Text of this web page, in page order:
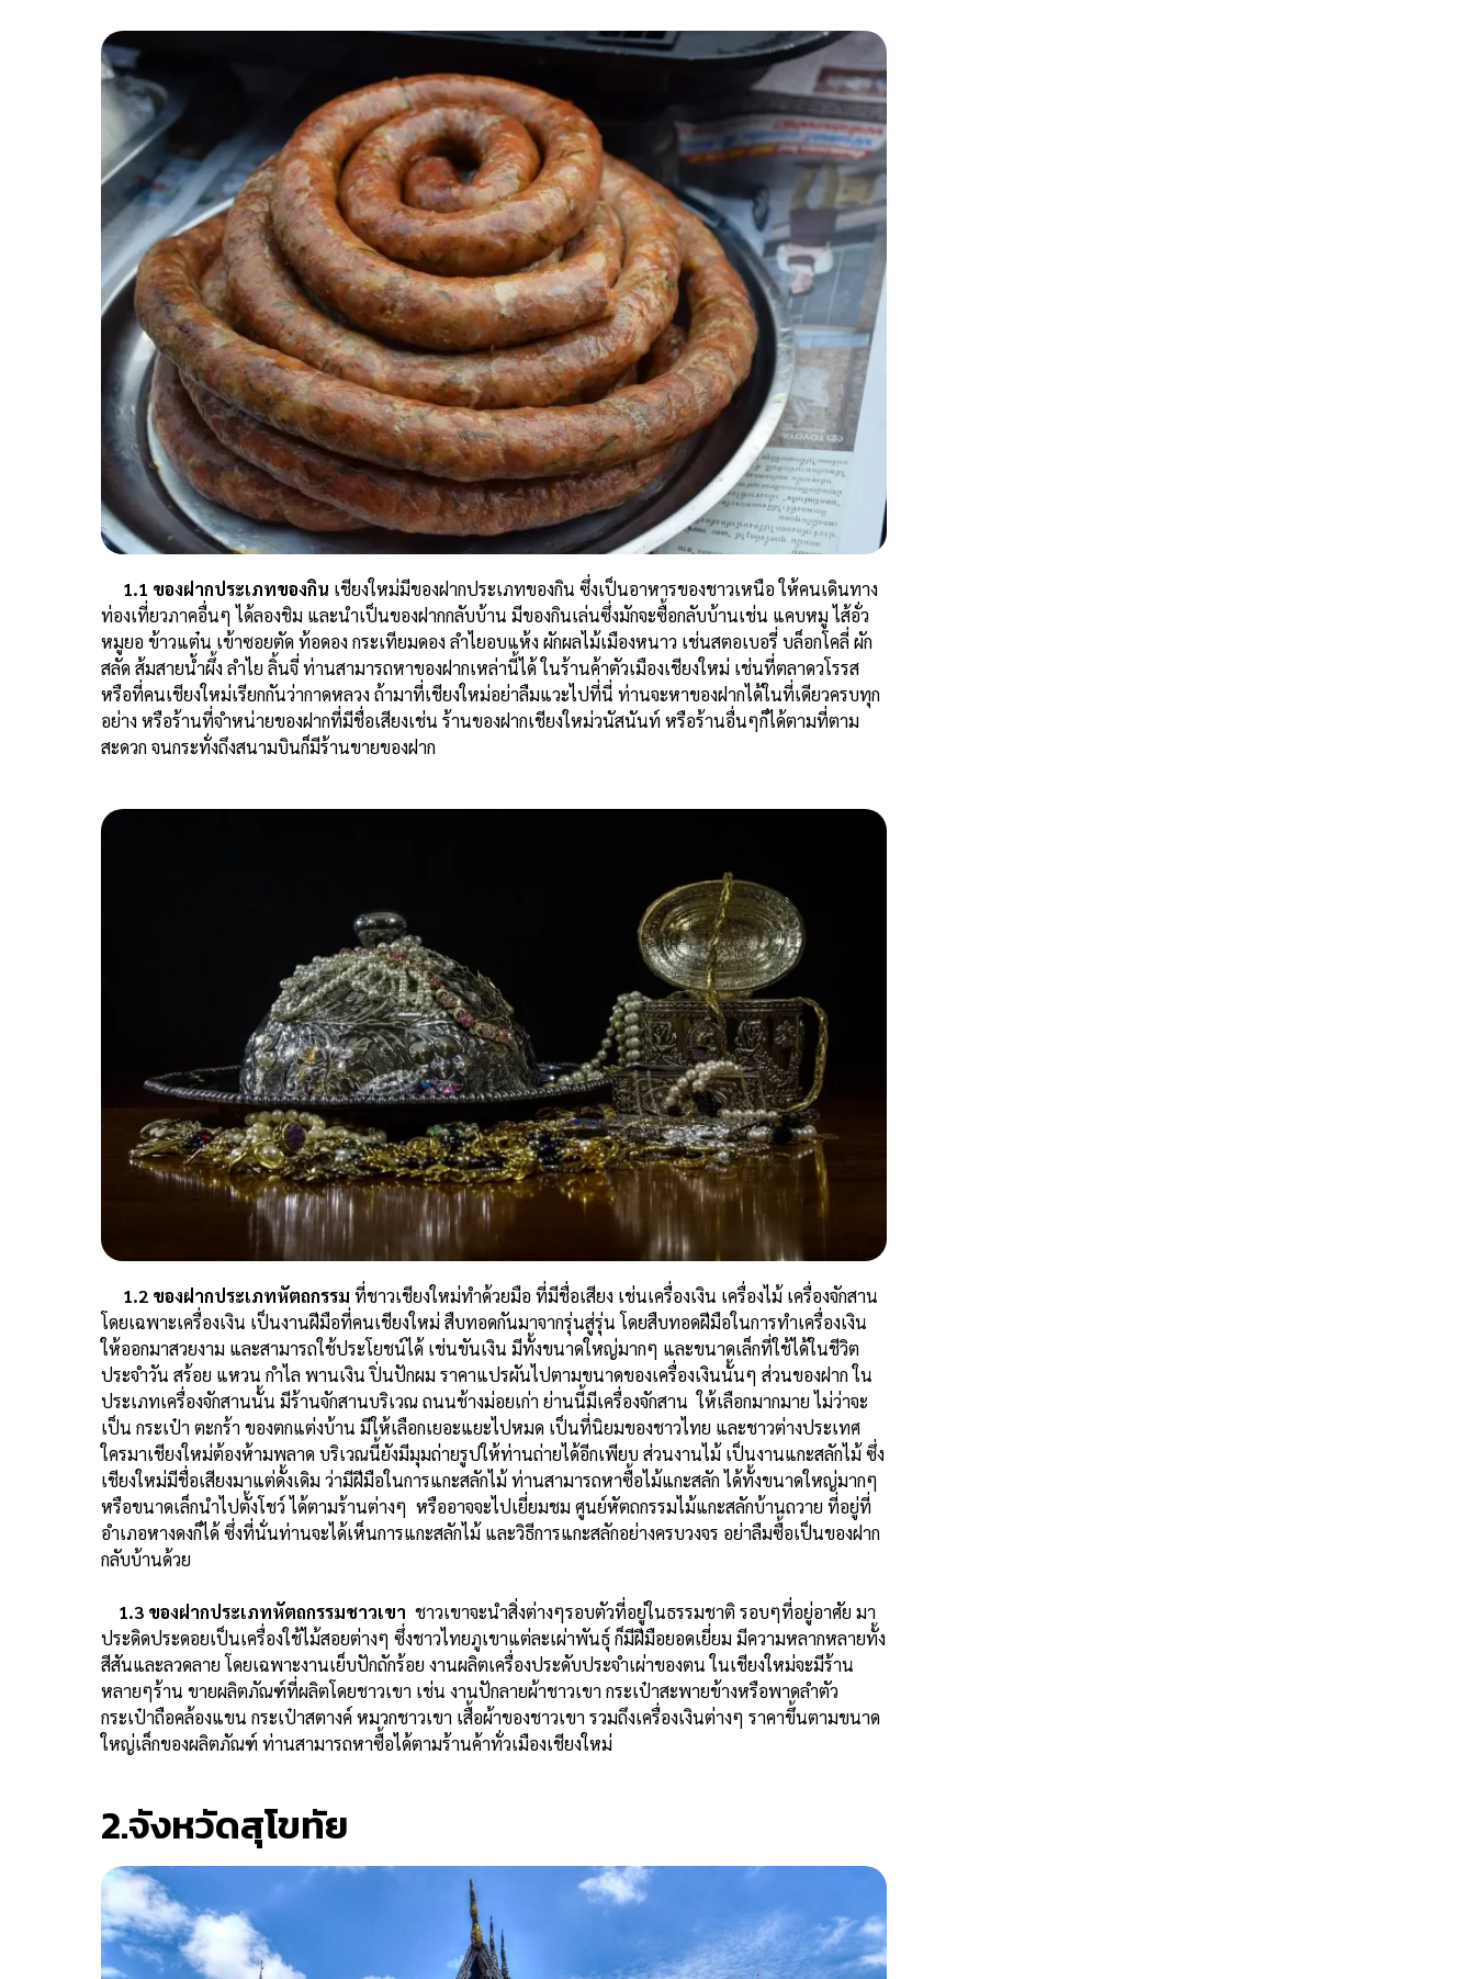
1.1 ของฝากประเภทของกิน เชียงใหม่มีของฝากประเภทของกิน ซึ่งเป็นอาหารของชาวเหนือ ให้คนเดินทาง
ท่องเที่ยวภาคอื่นๆ ได้ลองชิม และนำเป็นของฝากกลับบ้าน มีของกินเล่นซึ่งมักจะซื้อกลับบ้านเช่น แคบหมู ไส้อั่ว
หมูยอ ข้าวแต๋น เข้าซอยตัด ท้อดอง กระเทียมดอง ลำไยอบแห้ง ผักผลไม้เมืองหนาว เช่นสตอเบอรี่ บล็อกโคลี่ ผัก
สลัด ส้มสายน้ำผึ้ง ลำไย ลิ้นจี่ ท่านสามารถหาของฝากเหล่านี้ได้ ในร้านค้าตัวเมืองเชียงใหม่ เช่นที่ตลาดวโรรส
หรือที่คนเชียงใหม่เรียกกันว่ากาดหลวง ถ้ามาที่เชียงใหม่อย่าลืมแวะไปที่นี่ ท่านจะหาของฝากได้ในที่เดียวครบทุก
อย่าง หรือร้านที่จำหน่ายของฝากที่มีชื่อเสียงเช่น ร้านของฝากเชียงใหม่วนัสนันท์ หรือร้านอื่นๆก็ได้ตามที่ตาม
สะดวก จนกระทั่งถึงสนามบินก็มีร้านขายของฝาก
1.2 ของฝากประเภทหัตถกรรม ที่ชาวเชียงใหม่ทำด้วยมือ ที่มีชื่อเสียง เช่นเครื่องเงิน เครื่องไม้ เครื่องจักสาน
โดยเฉพาะเครื่องเงิน เป็นงานฝีมือที่คนเชียงใหม่ สืบทอดกันมาจากรุ่นสู่รุ่น โดยสืบทอดฝีมือในการทำเครื่องเงิน
ให้ออกมาสวยงาม และสามารถใช้ประโยชน์ได้ เช่นขันเงิน มีทั้งขนาดใหญ่มากๆ และขนาดเล็กที่ใช้ได้ในชีวิต
ประจำวัน สร้อย แหวน กำไล พานเงิน ปิ่นปักผม ราคาแปรผันไปตามขนาดของเครื่องเงินนั้นๆ ส่วนของฝาก ใน
ประเภทเครื่องจักสานนั้น มีร้านจักสานบริเวณ ถนนช้างม่อยเก่า ย่านนี้มีเครื่องจักสาน ให้เลือกมากมาย ไม่ว่าจะ
เป็น กระเป๋า ตะกร้า ของตกแต่งบ้าน มีให้เลือกเยอะแยะไปหมด เป็นที่นิยมของชาวไทย และชาวต่างประเทศ
ใครมาเชียงใหม่ต้องห้ามพลาด บริเวณนี้ยังมีมุมถ่ายรูปให้ท่านถ่ายได้อีกเพียบ ส่วนงานไม้ เป็นงานแกะสลักไม้ ซึ่ง
เชียงใหม่มีชื่อเสียงมาแต่ดั้งเดิม ว่ามีฝีมือในการแกะสลักไม้ ท่านสามารถหาซื้อไม้แกะสลัก ได้ทั้งขนาดใหญ่มากๆ
หรือขนาดเล็กนำไปตั้งโชว์ ได้ตามร้านต่างๆ หรืออาจจะไปเยี่ยมชม ศูนย์หัตถกรรมไม้แกะสลักบ้านถวาย ที่อยู่ที่
อำเภอหางดงก็ได้ ซึ่งที่นั่นท่านจะได้เห็นการแกะสลักไม้ และวิธีการแกะสลักอย่างครบวงจร อย่าลืมซื้อเป็นของฝาก
กลับบ้านด้วย
1.3 ของฝากประเภทหัตถกรรมชาวเขา ชาวเขาจะนำสิ่งต่างๆรอบตัวที่อยู่ในธรรมชาติ รอบๆที่อยู่อาศัย มา
ประดิดประดอยเป็นเครื่องใช้ไม้สอยต่างๆ ซึ่งชาวไทยภูเขาแต่ละเผ่าพันธุ์ ก็มีฝีมือยอดเยี่ยม มีความหลากหลายทั้ง
สีสันและลวดลาย โดยเฉพาะงานเย็บปักถักร้อย งานผลิตเครื่องประดับประจำเผ่าของตน ในเชียงใหม่จะมีร้าน
หลายๆร้าน ขายผลิตภัณฑ์ที่ผลิตโดยชาวเขา เช่น งานปักลายผ้าชาวเขา กระเป๋าสะพายข้างหรือพาดลำตัว
กระเป๋าถือคล้องแขน กระเป๋าสตางค์ หมวกชาวเขา เสื้อผ้าของชาวเขา รวมถึงเครื่องเงินต่างๆ ราคาขึ้นตามขนาด
ใหญ่เล็กของผลิตภัณฑ์ ท่านสามารถหาซื้อได้ตามร้านค้าทั่วเมืองเชียงใหม่
2.จังหวัดสุโขทัย